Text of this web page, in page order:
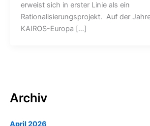
erweist sich in erster Linie als ein
Rationalisierungsprojekt. Auf der
KAIROS-Europa […]
Archiv
April 2026